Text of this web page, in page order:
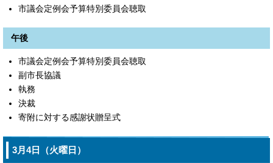
市議会定例会予算特別委員会聴取
午後
市議会定例会予算特別委員会聴取
副市長協議
執務
決裁
寄附に対する感謝状贈呈式
3月4日（火曜日）